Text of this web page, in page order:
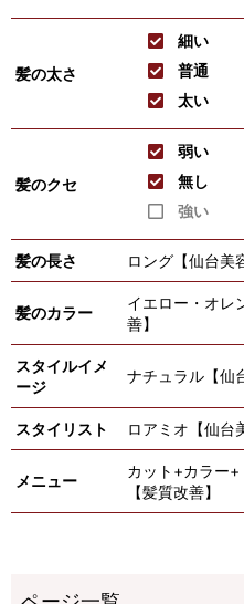
髪の太さ
細い
普通
太い
髪のクセ
弱い
無し
強い
髪の長さ ロング【仙台美
髪のカラー
イエロー・オレ
善】
スタイルイメ
ージ
ナチュラル【仙
スタイリスト ロアミオ【仙台
メニュー
カット+カラー+
【髪質改善】